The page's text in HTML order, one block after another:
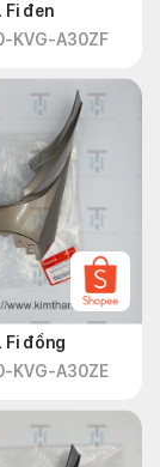
Fi đen
KVG-A30ZF
Fi đồng
KVG-A30ZE